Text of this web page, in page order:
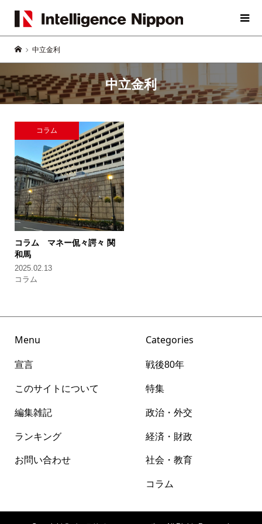
中立金利
中立金利
コラム
コラム マネー侃々諤々 関
和馬
2025.02.13
コラム
Menu
宣言
このサイトについて
編集雑記
ランキング
お問い合わせ
Categories
戦後80年
特集
政治・外交
経済・財政
社会・教育
コラム